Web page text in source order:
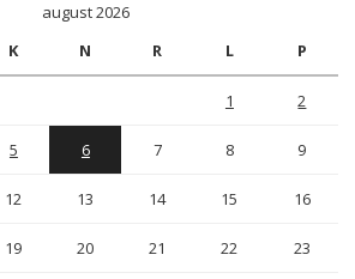
august 2026
K N R L P
1 2
5 6 7 8 9
12 13 14 15 16
19 20 21 22 23